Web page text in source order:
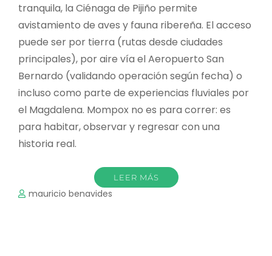
tranquila, la Ciénaga de Pijiño permite
avistamiento de aves y fauna ribereña. El acceso
puede ser por tierra (rutas desde ciudades
principales), por aire vía el Aeropuerto San
Bernardo (validando operación según fecha) o
incluso como parte de experiencias fluviales por
el Magdalena. Mompox no es para correr: es
para habitar, observar y regresar con una
historia real.
LEER MÁS
mauricio benavides